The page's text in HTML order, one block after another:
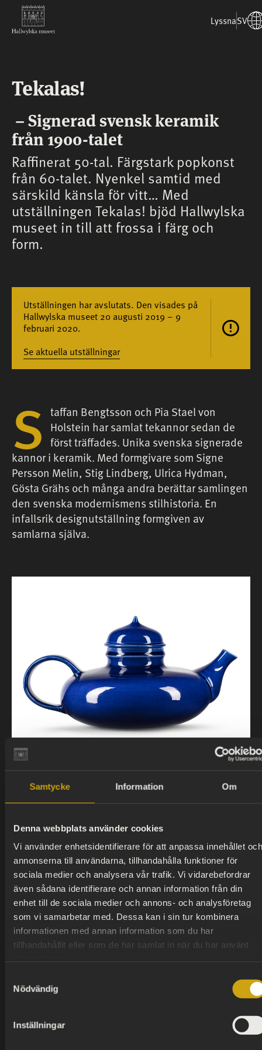
Samtycke Information Om
Denna webbplats använder cookies
Vi använder enhetsidentifierare för att anpassa innehållet och
annonserna till användarna, tillhandahålla funktioner för
sociala medier och analysera vår trafik. Vi vidarebefordrar
även sådana identifierare och annan information från din
enhet till de sociala medier och annons- och analysföretag
som vi samarbetar med. Dessa kan i sin tur kombinera
informationen med annan information som du har
tillhandahållit eller som de har samlat in när du har använt
Nödvändig
Inställningar
LyssnaSV
Tekalas!
– Signerad svensk keramik
från 1900-talet
Raffinerat 50-tal. Färgstark popkonst
från 60-talet. Nyenkel samtid med
särskild känsla för vitt… Med
utställningen Tekalas! bjöd Hallwylska
museet in till att frossa i färg och
form.
Utställningen har avslutats. Den visades på
Hallwylska museet 20 augusti 2019 – 9
februari 2020.
Se aktuella utställningar
S taffan Bengtsson och Pia Stael von
Holstein har samlat tekannor sedan de
först träffades. Unika svenska signerade
kannor i keramik. Med formgivare som Signe
Persson Melin, Stig Lindberg, Ulrica Hydman,
Gösta Grähs och många andra berättar samlingen
den svenska modernismens stilhistoria. En
infallsrik designutställning formgiven av
samlarna själva.
Foto: Helena Bonnevier, Hallwylska museet/SHM (CC
BY).
Verk av kända formgivare
I utställningen visades verk av Signe Persson
Melin, Gösta Grähs, Ulrica Hydman Vallien, Bertil
Vallien, Inger Persson, Rolf Sinnemark, Stig
Lindberg, Erich och Ingrid Triller, Kerstin
Hörnlund, Elna-Karin Helgesson, Gunnar Nylund,
Getthen Holm, Hertha Bengtson, Bente Brosböl